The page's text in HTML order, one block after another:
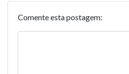
Comente esta postagem: